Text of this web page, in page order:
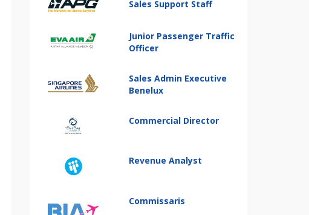
Sales Support Staff
Junior Passenger Traffic
Officer
Sales Admin Executive
Benelux
Commercial Director
Revenue Analyst
Commissaris